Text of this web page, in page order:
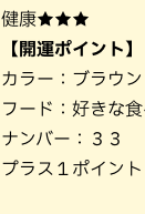
健康★★★
【開運ポイント】
カラー：ブラウン
フード：好きな
ナンバー：３３
プラス１ポイン